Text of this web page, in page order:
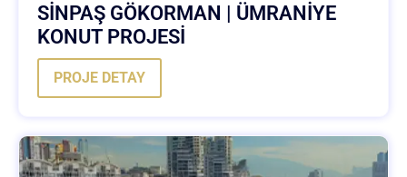
SİNPAŞ GÖKORMAN | ÜMRANİYE
KONUT PROJESİ
PROJE DETAY